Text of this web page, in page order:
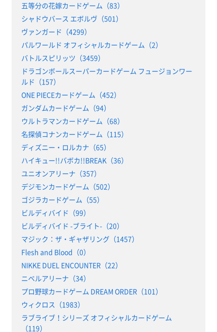
五等分の花嫁カードゲーム（83）
シャドウバース エボルヴ（501）
ヴァンガード（4299）
パルワールド オフィシャルカードゲーム（2）
バトルスピリッツ（3459）
ドラゴンボールスーパーカードゲーム フュージョンワー
ルド（157）
ONE PIECEカードゲーム（452）
ガンダムカードゲーム（94）
ウルトラマンカードゲーム（68）
名探偵コナンカードゲーム（115）
ディズニー・ロルカナ（65）
ハイキュー!!バボカ!!BREAK（36）
ユニオンアリーナ（357）
デジモンカードゲーム（502）
ゴジラカードゲーム（55）
ビルディバイド（99）
ビルディバイド -ブライト-（20）
マジック：ザ・ギャザリング（1457）
Flesh and Blood（0）
NIKKE DUEL ENCOUNTER（22）
ニベルアリーナ（34）
プロ野球カードゲーム DREAM ORDER（101）
ウィクロス（1983）
ラブライブ！シリーズ オフィシャルカードゲーム
（119）